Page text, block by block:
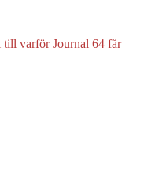
till varför Journal 64 får